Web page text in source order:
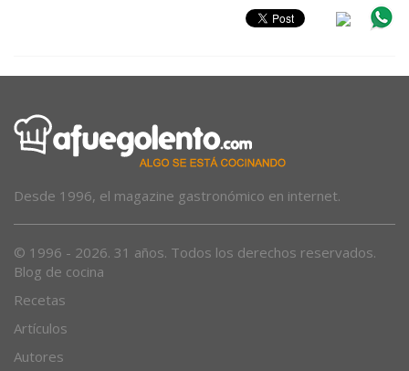
Desde 1996, el magazine gastronómico en internet.
© 1996 - 2026. 31 años. Todos los derechos reservados.
Blog de cocina
Recetas
Artículos
Autores